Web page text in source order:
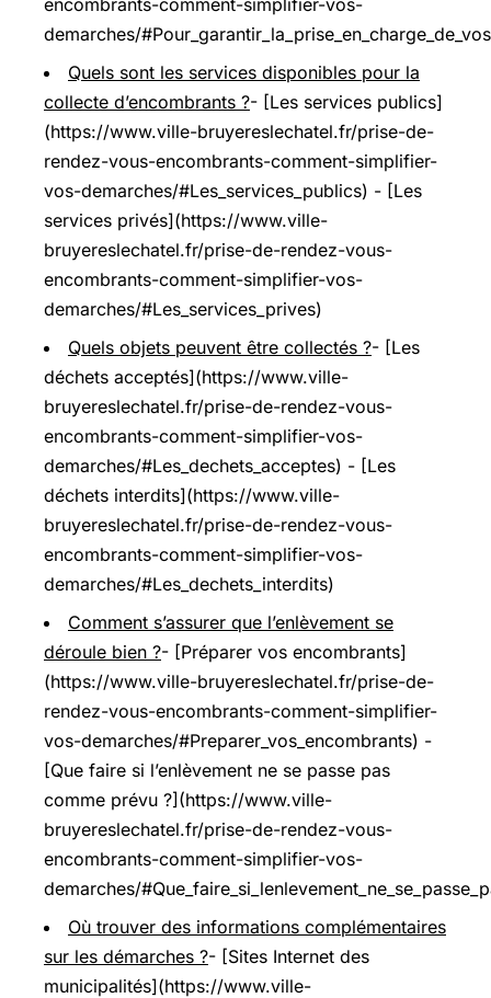
demarches/
Quels sont les services disponibles pour la
collecte d’encombrants ?- [Les services publics]
(https://www.ville-bruyereslechatel.fr/prise-de-
rendez-vous-encombrants-comment-simplifier-
vos-demarches/#Les_services_publics) - [Les
services privés](https://www.ville-
bruyereslechatel.fr/prise-de-rendez-vous-
encombrants-comment-simplifier-vos-
demarches/#Les_services_prives)
Quels objets peuvent être collectés ?- [Les
déchets acceptés](https://www.ville-
bruyereslechatel.fr/prise-de-rendez-vous-
encombrants-comment-simplifier-vos-
demarches/#Les_dechets_acceptes) - [Les
déchets interdits](https://www.ville-
bruyereslechatel.fr/prise-de-rendez-vous-
encombrants-comment-simplifier-vos-
demarches/#Les_dechets_interdits)
Comment s’assurer que l’enlèvement se
déroule bien ?- [Préparer vos encombrants]
(https://www.ville-bruyereslechatel.fr/prise-de-
rendez-vous-encombrants-comment-simplifier-
vos-demarches/#Preparer_vos_encombrants) -
[Que faire si l’enlèvement ne se passe pas
comme prévu ?](https://www.ville-
bruyereslechatel.fr/prise-de-rendez-vous-
encombrants-comment-simplifier-vos-
demarches/
Où trouver des informations complémentaires
sur les démarches ?- [Sites Internet des
municipalités](https://www.ville-